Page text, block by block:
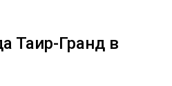
Таир-Гранд в